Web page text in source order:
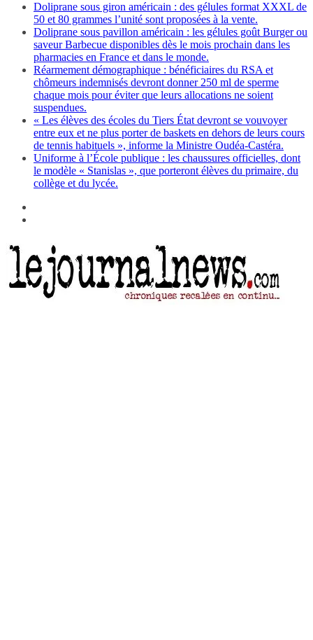
Doliprane sous giron américain : des gélules format XXXL de
50 et 80 grammes l’unité sont proposées à la vente.
Doliprane sous pavillon américain : les gélules goût Burger ou
saveur Barbecue disponibles dès le mois prochain dans les
pharmacies en France et dans le monde.
Réarmement démographique : bénéficiaires du RSA et
chômeurs indemnisés devront donner 250 ml de sperme
chaque mois pour éviter que leurs allocations ne soient
suspendues.
« Les élèves des écoles du Tiers État devront se vouvoyer
entre eux et ne plus porter de baskets en dehors de leurs cours
de tennis habituels », informe la Ministre Oudéa-Castéra.
Uniforme à l’École publique : les chaussures officielles, dont
le modèle « Stanislas », que porteront élèves du primaire, du
collège et du lycée.